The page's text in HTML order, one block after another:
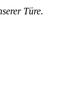
Türe.